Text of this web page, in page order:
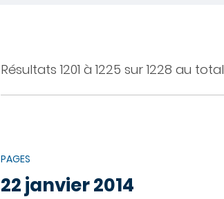
Résultats 1201 à 1225 sur 1228 au total
PAGES
22 janvier 2014